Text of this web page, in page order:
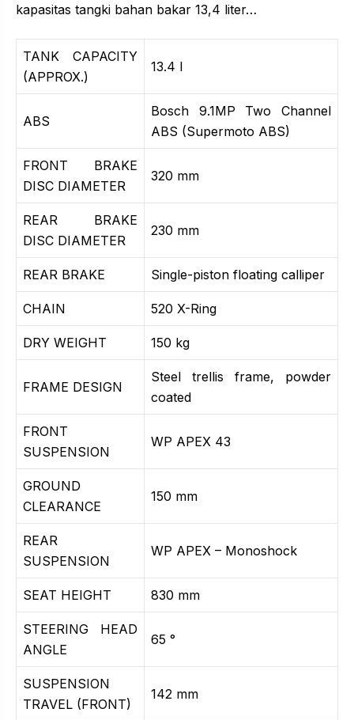
kapasitas tangki bahan bakar 13,4 liter…
TANK CAPACITY
(APPROX.)
13.4 l
ABS
Bosch 9.1MP Two Channel
ABS (Supermoto ABS)
FRONT BRAKE
DISC DIAMETER
320 mm
REAR BRAKE
DISC DIAMETER
230 mm
REAR BRAKE Single-piston floating calliper
CHAIN 520 X-Ring
DRY WEIGHT 150 kg
FRAME DESIGN
Steel trellis frame, powder
coated
FRONT
SUSPENSION
WP APEX 43
GROUND
CLEARANCE
150 mm
REAR
SUSPENSION
WP APEX – Monoshock
SEAT HEIGHT 830 mm
STEERING HEAD
ANGLE
65 °
SUSPENSION
TRAVEL (FRONT)
142 mm